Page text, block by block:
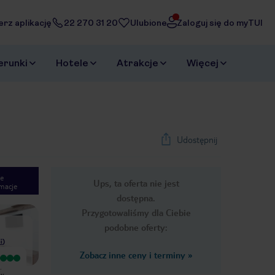
aplikację 22 270 31 20 Ulubione Zaloguj się do myTUI
Hotele Atrakcje Więcej
Udostępnij
Ups, ta oferta nie jest
dostępna.
Przygotowaliśmy dla Ciebie
podobne oferty:
Zobacz inne ceny i terminy »
Next slide
1/15
)
Bardzo dobry Wyjątkowy